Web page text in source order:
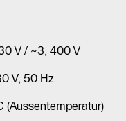
V / ~3, 400 V
V, 50 Hz
(Aussentemperatur)